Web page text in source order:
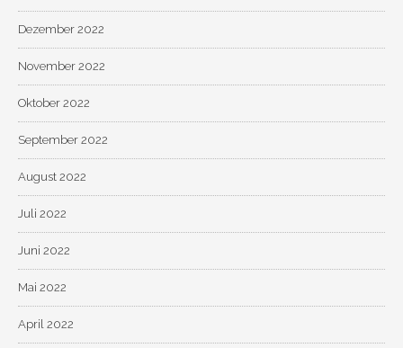
Dezember 2022
November 2022
Oktober 2022
September 2022
August 2022
Juli 2022
Juni 2022
Mai 2022
April 2022